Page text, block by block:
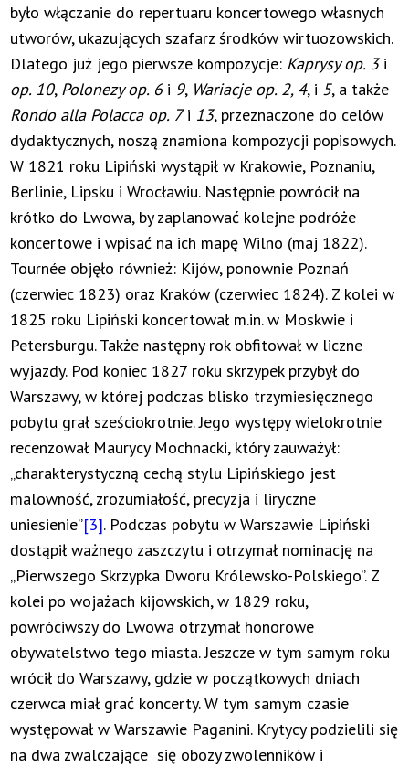
było włączanie do repertuaru koncertowego własnych
utworów, ukazujących szafarz środków wirtuozowskich.
Dlatego już jego pierwsze kompozycje: Kaprysy op. 3i
op. 10, Polonezy op. 6 i 9, Wariacje op. 2, 4, i 5, a także
Rondo alla Polacca op. 7i 13, przeznaczone do celów
dydaktycznych, noszą znamiona kompozycji popisowych.
W 1821 roku Lipiński wystąpił w Krakowie, Poznaniu,
Berlinie, Lipsku i Wrocławiu. Następnie powrócił na
krótko do Lwowa, by zaplanować kolejne podróże
koncertowe i wpisać na ich mapę Wilno (maj 1822).
Tournée objęło również: Kijów, ponownie Poznań
(czerwiec 1823) oraz Kraków (czerwiec 1824). Z kolei w
1825 roku Lipiński koncertował m.in. w Moskwie i
Petersburgu. Także następny rok obfitował w liczne
wyjazdy. Pod koniec 1827 roku skrzypek przybył do
Warszawy, w której podczas blisko trzymiesięcznego
pobytu grał sześciokrotnie. Jego występy wielokrotnie
recenzował Maurycy Mochnacki, który zauważył:
„charakterystyczną cechą stylu Lipińskiego jest
malowność, zrozumiałość, precyzja i liryczne
uniesienie”[3]. Podczas pobytu w Warszawie Lipiński
dostąpił ważnego zaszczytu i otrzymał nominację na
„Pierwszego Skrzypka Dworu Królewsko-Polskiego”. Z
kolei po wojażach kijowskich, w 1829 roku,
powróciwszy do Lwowa otrzymał honorowe
obywatelstwo tego miasta. Jeszcze w tym samym roku
wrócił do Warszawy, gdzie w początkowych dniach
czerwca miał grać koncerty. W tym samym czasie
występował w Warszawie Paganini. Krytycy podzielili się
na dwa zwalczające się obozy zwolenników i